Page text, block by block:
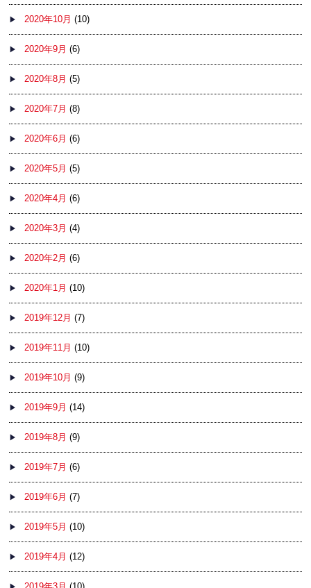
2020年10月 (10)
2020年9月 (6)
2020年8月 (5)
2020年7月 (8)
2020年6月 (6)
2020年5月 (5)
2020年4月 (6)
2020年3月 (4)
2020年2月 (6)
2020年1月 (10)
2019年12月 (7)
2019年11月 (10)
2019年10月 (9)
2019年9月 (14)
2019年8月 (9)
2019年7月 (6)
2019年6月 (7)
2019年5月 (10)
2019年4月 (12)